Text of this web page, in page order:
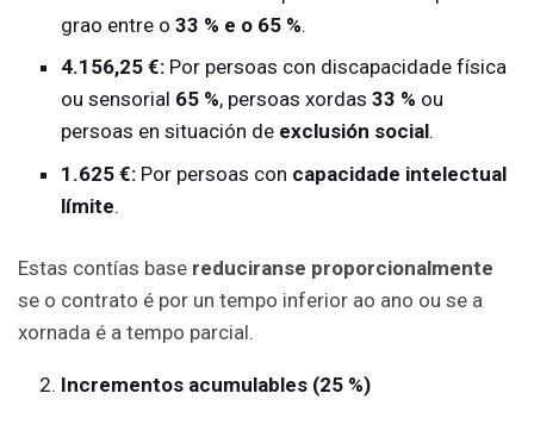
grao entre o33 % e o 65 %.
4.156,25 €: Por persoas con discapacidade física
ou sensorial 65 %, persoas xordas33 % ou
persoas en situación de exclusión social.
1.625 €: Por persoas con capacidade intelectual
límite.
Estas contías base reduciranse proporcionalmente
se o contrato é por un tempo inferior ao ano ou se a
xornada é a tempo parcial.
Incrementos acumulables (25 %)